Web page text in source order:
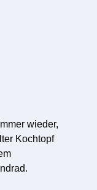
wieder,
Kochtopf